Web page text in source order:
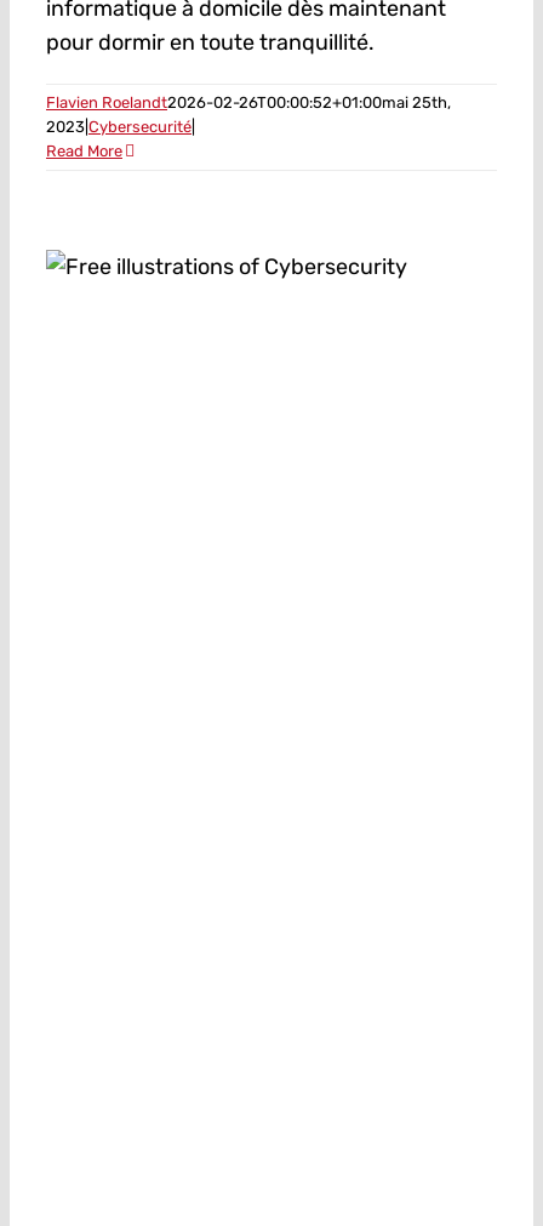
informatique à domicile dès maintenant
pour dormir en toute tranquillité.
Flavien Roelandt2026-02-26T00:00:52+01:00mai 25th,
2023 Cybersecurité
Read More